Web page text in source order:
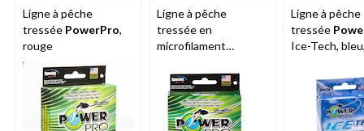
Ligne à pêche
tressée PowerPro,
rouge
Ligne à pêche
tressée en
microfilament
mousse
Ligne à pêche
tressée
Ice-Tech,